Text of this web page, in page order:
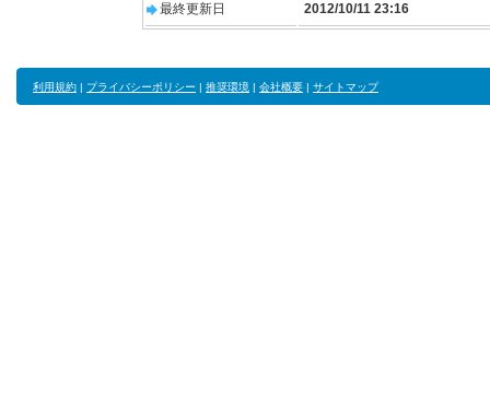
最終更新日 2012/10/11 23:16
利用規約 | プライバシーポリシー | 推奨環境 | 会社概要 | サイトマップ